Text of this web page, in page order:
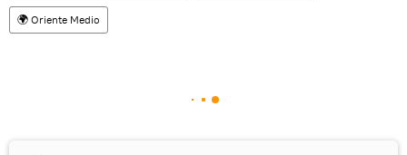
🌍 Oriente Medio